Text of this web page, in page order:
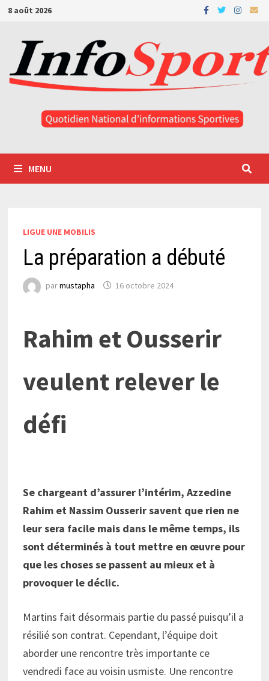
Passer
contenu
8 août 2026
MENU
LIGUE UNE MOBILIS
La préparation a débuté
parmustapha 16 octobre 2024
Rahim et Ousserir
veulent relever le
défi
Se chargeant d’assurer l’intérim, Azzedine
Rahim et Nassim Ousserir savent que rien ne
leur sera facile mais dans le même temps, ils
sont déterminés à tout mettre en œuvre pour
que les choses se passent au mieux et à
provoquer le déclic.
Martins fait désormais partie du passé puisqu’il a
résilié son contrat. Cependant, l’équipe doit
aborder une rencontre très importante ce
vendredi face au voisin usmiste. Une rencontre